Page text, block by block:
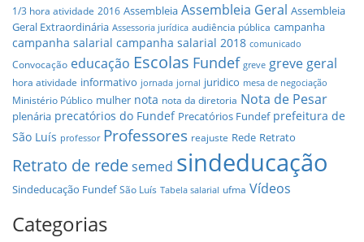
1/3 hora atividade 2016 Assembleia Assembleia Geral Assembleia
Geral Extraordinária Assessoria jurídica audiência pública campanha
campanha salarial campanha salarial 2018 comunicado
Convocação educação Escolas Fundef greve greve geral
hora atividade informativo jornada jornal juridico mesa de negociação
Ministério Público mulher nota nota da diretoria Nota de Pesar
plenária precatórios do Fundef Precatórios Fundef prefeitura de
São Luís professor Professores reajuste Rede Retrato
Retrato de redesemed sindeducação
Sindeducação Fundef São Luís Tabela salarial ufma Vídeos
Categorias